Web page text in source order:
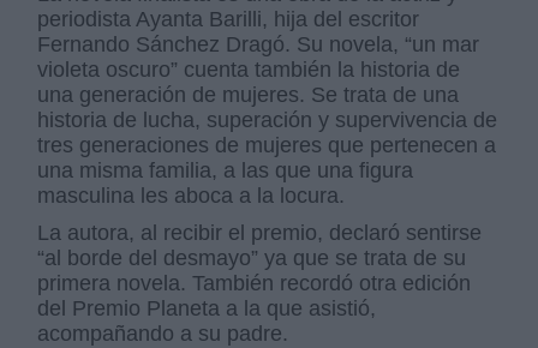
periodista Ayanta Barilli, hija del escritor
Fernando Sánchez Dragó. Su novela, “un mar
violeta oscuro” cuenta también la historia de
una generación de mujeres. Se trata de una
historia de lucha, superación y supervivencia de
tres generaciones de mujeres que pertenecen a
una misma familia, a las que una figura
masculina les aboca a la locura.
La autora, al recibir el premio, declaró sentirse
“al borde del desmayo” ya que se trata de su
primera novela. También recordó otra edición
del Premio Planeta a la que asistió,
acompañando a su padre.